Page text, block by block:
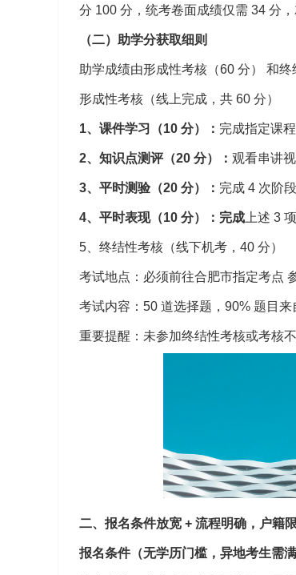
分 100 分，统考卷面成绩仅需 34 分
（二）助学分获取细则
助学成绩由形成性考核（60 分） 和
形成性考核（线上完成，共 60 分）
1、课件学习（10 分）： 完成指定课
2、知识点测评（20 分）： 观看串讲
3、平时测验（20 分）： 完成 4 次阶
4、平时表现（10 分）：完成上述 3
5、终结性考核（线下机考，40 分）
考试地点：必须前往合肥市指定考点
考试内容：50 道选择题，90% 题目来
重要提醒：未参加终结性考核或考核
二、报名条件放宽 + 流程明确，户籍
报名条件（无学历门槛，异地考生需满